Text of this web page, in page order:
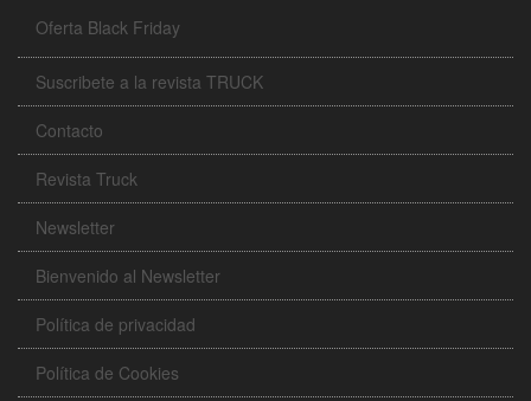
Oferta Black Friday
Suscribete a la revista TRUCK
Contacto
Revista Truck
Newsletter
Bienvenido al Newsletter
Política de privacidad
Política de Cookies